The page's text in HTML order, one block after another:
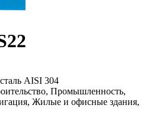
AISI 304
Промышленность,
Жилые и офисные здания,